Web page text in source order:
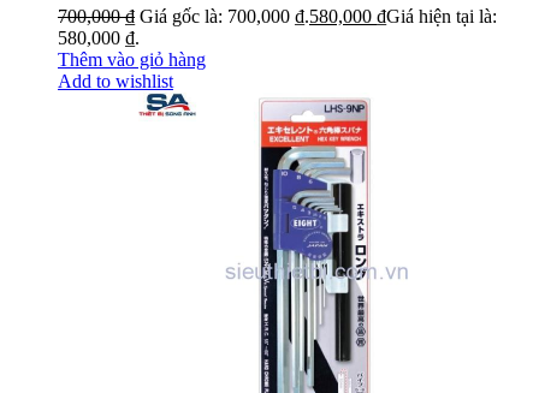
700,000₫ Giá gốc là: 700,000 ₫.580,000 ₫Giá hiện tại là:
580,000 ₫.
Thêm vào giỏ hàng
Add to wishlist